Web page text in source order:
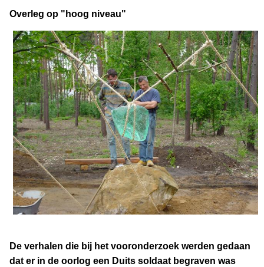
Overleg op "hoog niveau"
De verhalen die bij het vooronderzoek werden gedaan
dat er in de oorlog een Duits soldaat begraven was